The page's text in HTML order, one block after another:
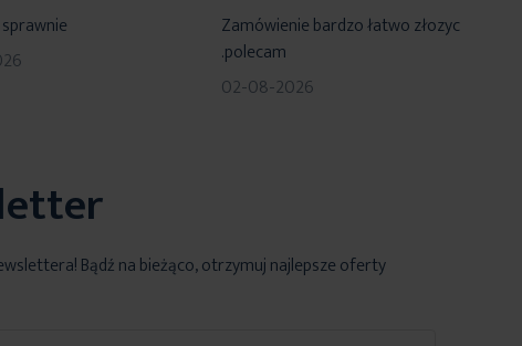
Zamówienie bardzo łatwo złozyc
.polecam
02-08-2026
Bądź na bieżąco, otrzymuj najlepsze oferty